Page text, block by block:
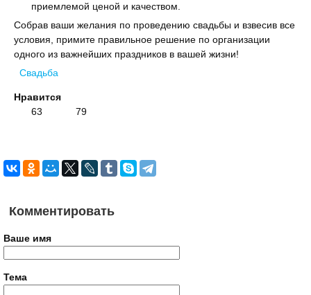
приемлемой ценой и качеством.
Собрав ваши желания по проведению свадьбы и взвесив все
условия, примите правильное решение по организации
одного из важнейших праздников в вашей жизни!
Свадьба
Нравится
63
79
Комментировать
Ваше имя
Тема